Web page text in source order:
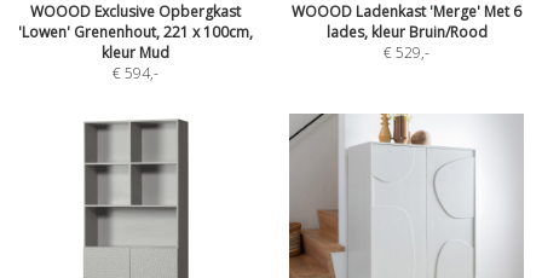
WOOOD Exclusive Opbergkast
'Lowen' Grenenhout, 221 x 100cm,
kleur Mud
€ 594,-
WOOOD Ladenkast 'Merge' Met 6
lades, kleur Bruin/Rood
€ 529,-